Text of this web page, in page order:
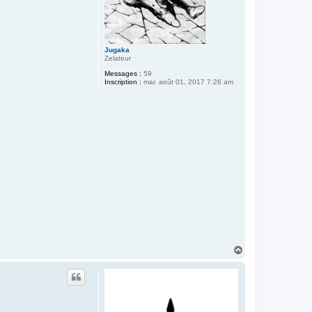
Jugaka
Zelateur
Messages : 59
Inscription : mar. août 01, 2017 7:26 am